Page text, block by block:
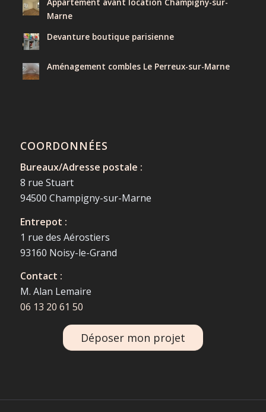
Marne
Devanture boutique parisienne
Aménagement combles Le Perreux-sur-Marne
COORDONNÉES
Bureaux/Adresse postale :
8 rue Stuart
94500 Champigny-sur-Marne
Entrepot :
1 rue des Aérostiers
93160 Noisy-le-Grand
Contact :
M. Alan Lemaire
06 13 20 61 50
Déposer mon projet